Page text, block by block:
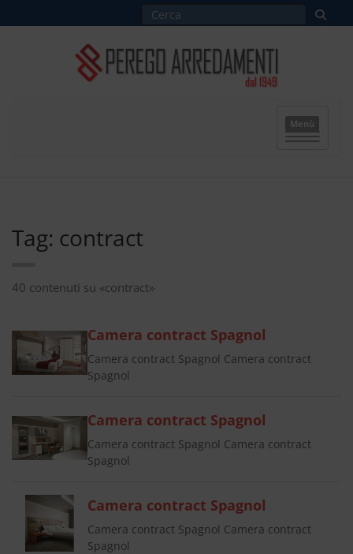
Menù
Tag: contract
40 contenuti su «contract»
Camera contract Spagnol
Camera contract Spagnol Camera contract
Spagnol
Camera contract Spagnol
Camera contract Spagnol Camera contract
Spagnol
Camera contract Spagnol
Camera contract Spagnol Camera contract
Spagnol